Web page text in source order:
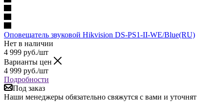
Оповещатель звуковой Hikvision DS-PS1-II-WE/Blue(RU)
Нет в наличии
4 999 руб./шт
Варианты цен
4 999 руб./шт
Подробности
Под заказ
Наши менеджеры обязательно свяжутся с вами и уточнят